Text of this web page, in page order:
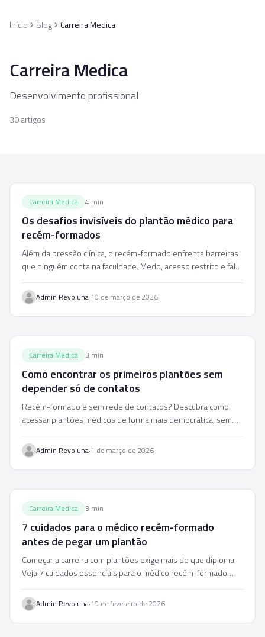
Início
Blog Carreira Medica
Carreira Medica
Desenvolvimento profissional
30artigos
Carreira Medica 4 min
Os desafios invisíveis do plantão médico para
recém-formados
Além da pressão clínica, o recém-formado enfrenta barreiras
que ninguém conta na faculdade. Medo, acesso restrito e falta
Admin Revoluna·10 de março de 2026
Carreira Medica 3 min
Como encontrar os primeiros plantões sem
depender só de contatos
Recém-formado e sem rede de contatos? Descubra como
acessar plantões médicos de forma mais democrática, sem
Admin Revoluna·1 de março de 2026
Carreira Medica 3 min
7 cuidados para o médico recém-formado
antes de pegar um plantão
Começar a carreira com plantões exige mais do que diploma.
Veja 7 cuidados essenciais para o médico recém-formado
Admin Revoluna·19 de fevereiro de 2026